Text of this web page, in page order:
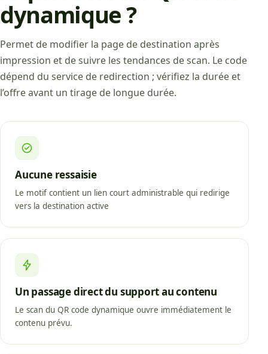
dynamique ?
Permet de modifier la page de destination après
impression et de suivre les tendances de scan. Le code
dépend du service de redirection ; vérifiez la durée et
l’offre avant un tirage de longue durée.
Aucune ressaisie
Le motif contient un lien court administrable qui redirige
vers la destination active
Un passage direct du support au contenu
Le scan du QR code dynamique ouvre immédiatement le
contenu prévu.